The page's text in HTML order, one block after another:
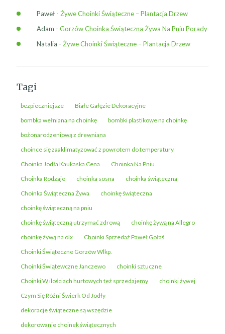
Paweł - Żywe Choinki Świąteczne – Plantacja Drzew
Adam - Gorzów Choinka Świąteczna Żywa Na Pniu Porady
Natalia - Żywe Choinki Świąteczne – Plantacja Drzew
Tagi
bezpieczniejsze
Białe Gałęzie Dekoracyjne
bombka wełniana na choinkę
bombki plastikowe na choinkę
bożonarodzeniową z drewniana
choince się zaaklimatyzować z powrotem do temperatury
Choinka Jodła Kaukaska Cena
Choinka Na Pniu
Choinka Rodzaje
choinka sosna
choinka świąteczna
Choinka Świąteczna Żywa
choinkę świąteczna
choinkę świąteczną na pniu
choinkę świąteczną utrzymać zdrową
choinkę żywą na Allegro
choinkę żywą na olx
Choinki Sprzedaż Paweł Gołaś
Choinki Świąteczne Gorzów Wlkp.
Choinki Świątewczne Janczewo
choinki sztuczne
Choinki W ilościach hurtowych też sprzedajemy
choinki żywej
Czym Się Różni Świerk Od Jodły
dekoracje świąteczne są wszędzie
dekorowanie choinek świątecznych